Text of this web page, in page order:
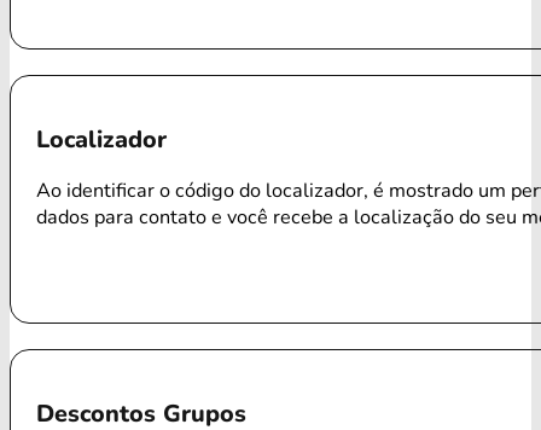
Localizador
Ao identificar o código do localizador, é mostrado um
dados para contato e você recebe a localização do seu
Descontos Grupos